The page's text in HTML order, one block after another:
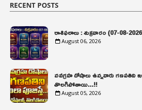
RECENT POSTS
రాశిఫలాలు : శుక్రవారం (07-08-
August 06, 2026
నవగ్రహ దోషాలు ఉన్నవారు గణపతిని
తొలగిపోతాయి...!!
August 05, 2026